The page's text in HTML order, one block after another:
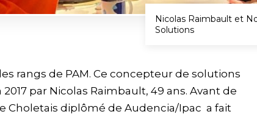
Nicolas Raimbault et
Solutions
rangs de PAM. Ce concepteur de solutions
par Nicolas Raimbault, 49 ans. Avant de
Choletais diplômé de Audencia/Ipac a fait